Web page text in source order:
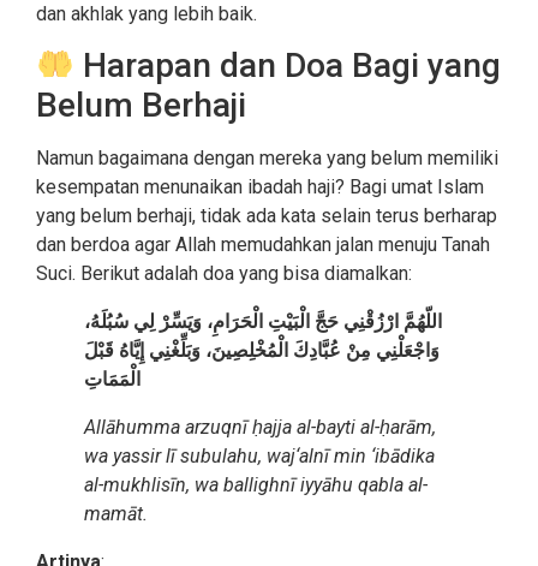
dan akhlak yang lebih baik.
Harapan dan Doa Bagi yang
Belum Berhaji
Namun bagaimana dengan mereka yang belum memiliki
kesempatan menunaikan ibadah haji? Bagi umat Islam
yang belum berhaji, tidak ada kata selain terus berharap
dan berdoa agar Allah memudahkan jalan menuju Tanah
Suci. Berikut adalah doa yang bisa diamalkan:
اللّهُمَّ ارْزُقْنِي حَجَّ الْبَيْتِ الْحَرَامِ، وَيَسِّرْ لِي سُبُلَهُ،
وَاجْعَلْنِي مِنْ عُبَّادِكَ الْمُخْلِصِينَ، وَبَلِّغْنِي إِيَّاهُ قَبْلَ
الْمَمَاتِ
Allāhumma arzuqnī ḥajja al-bayti al-ḥarām,
wa yassir lī subulahu, waj‘alnī min ‘ibādika
al-mukhlisīn, wa ballighnī iyyāhu qabla al-
mamāt.